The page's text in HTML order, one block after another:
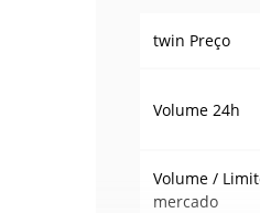
twin Preço
Volume 24h
Volume /
mercado